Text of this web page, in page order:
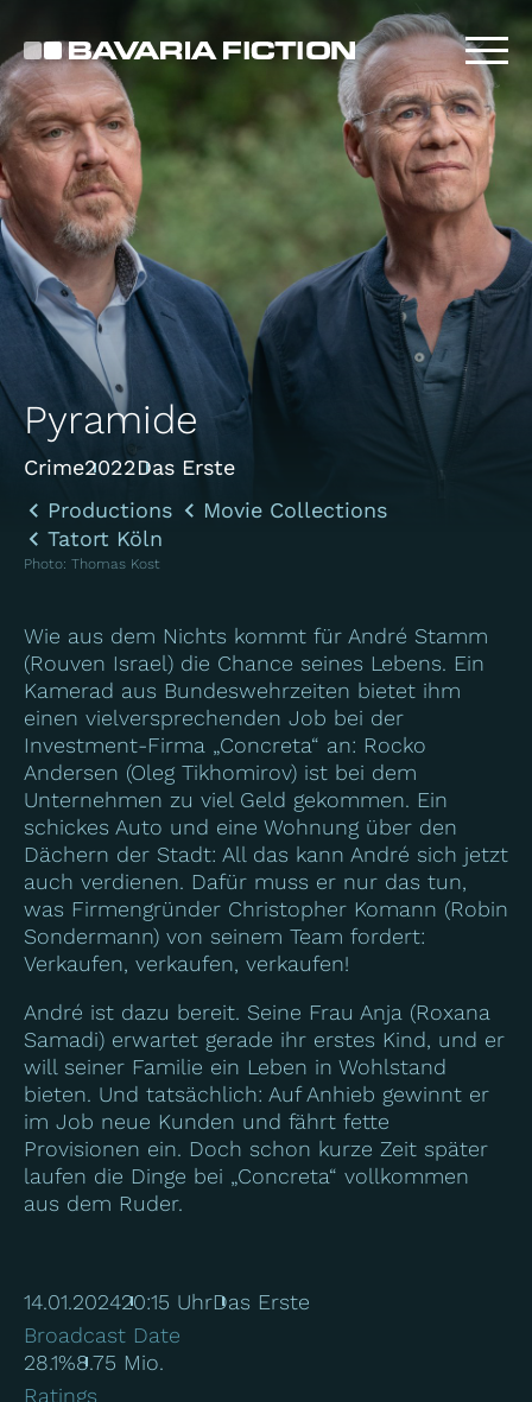
main
content
Pyramide
Crime2022Das Erste
Productions
Movie Collections
Tatort Köln
Photo: Thomas Kost
Wie aus dem Nichts kommt für André Stamm
(Rouven Israel) die Chance seines Lebens. Ein
Kamerad aus Bundeswehrzeiten bietet ihm
einen vielversprechenden Job bei der
Investment-Firma „Concreta“ an: Rocko
Andersen (Oleg Tikhomirov) ist bei dem
Unternehmen zu viel Geld gekommen. Ein
schickes Auto und eine Wohnung über den
Dächern der Stadt: All das kann André sich jetzt
auch verdienen. Dafür muss er nur das tun,
was Firmengründer Christopher Komann (Robin
Sondermann) von seinem Team fordert:
Verkaufen, verkaufen, verkaufen!
André ist dazu bereit. Seine Frau Anja (Roxana
Samadi) erwartet gerade ihr erstes Kind, und er
will seiner Familie ein Leben in Wohlstand
bieten. Und tatsächlich: Auf Anhieb gewinnt er
im Job neue Kunden und fährt fette
Provisionen ein. Doch schon kurze Zeit später
laufen die Dinge bei „Concreta“ vollkommen
aus dem Ruder.
14.01.202420:15 UhrDas Erste
Broadcast Date
28.1%8.75 Mio.
Ratings